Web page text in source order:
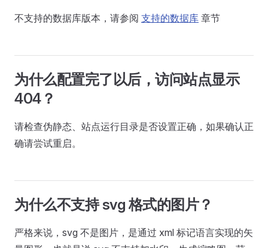
不支持的数据库版本，请参阅 支持的数据库 章节
为什么配置完了以后，访问站点显示
404？
请检查伪静态、站点运行目录是否设置正确，如果确认正
确请尝试重启。
为什么不支持 svg 格式的图片？
严格来说，svg 不是图片，是通过 xml 标记语言实现的矢